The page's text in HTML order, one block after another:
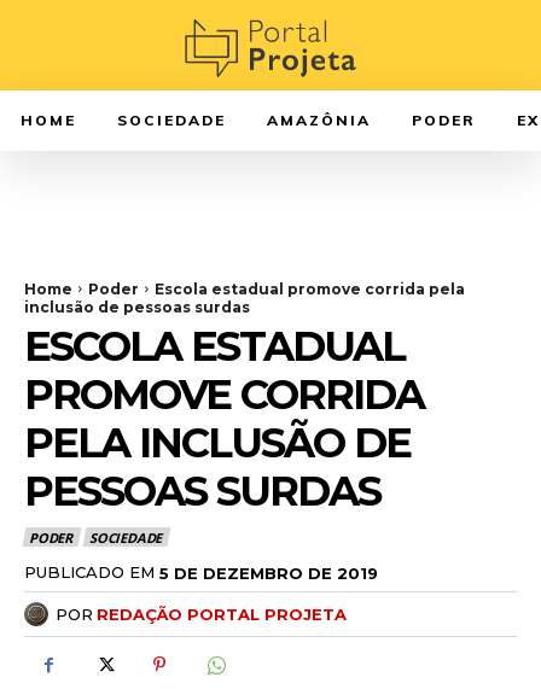
HOME SOCIEDADE AMAZÔNIA PODER
Home Poder
Escola estadual promove corrida pela
inclusão de pessoas surdas
ESCOLA ESTADUAL
PROMOVE CORRIDA
PELA INCLUSÃO DE
PESSOAS SURDAS
PODER SOCIEDADE
PUBLICADO EM 5 DE DEZEMBRO DE 2019
POR REDAÇÃO PORTAL PROJETA